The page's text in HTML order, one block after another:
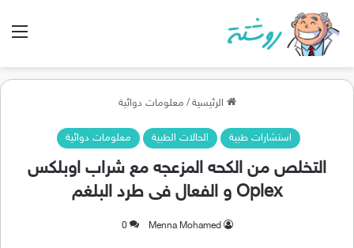
الرئيسية / معلومات دوائية
استشارات طبية الحالات الطبية معلومات دوائية
التخلص من الكحه المزعجه مع شراب اوبلكس
Oplex و الفعال فى طرد البلغم
Menna Mohamed
0